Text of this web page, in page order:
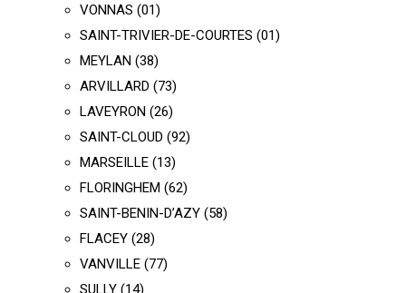
VONNAS (01)
SAINT-TRIVIER-DE-COURTES (01)
MEYLAN (38)
ARVILLARD (73)
LAVEYRON (26)
SAINT-CLOUD (92)
MARSEILLE (13)
FLORINGHEM (62)
SAINT-BENIN-D’AZY (58)
FLACEY (28)
VANVILLE (77)
SULLY (14)